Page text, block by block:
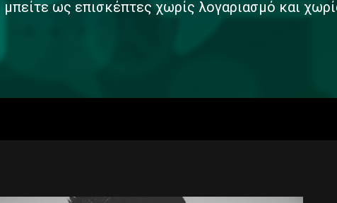
μπείτε ως επισκέπτες χωρίς λογαριασμό και